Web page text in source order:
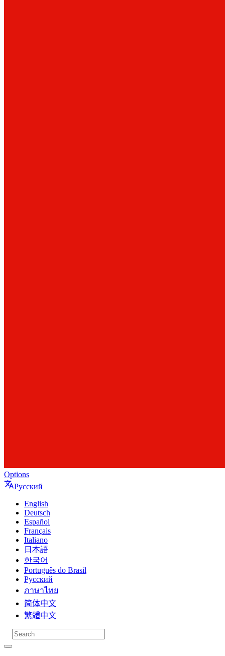
Options
Русский
English
Deutsch
Español
Français
Italiano
日本語
한국어
Português do Brasil
Русский
ภาษาไทย
简体中文
繁體中文